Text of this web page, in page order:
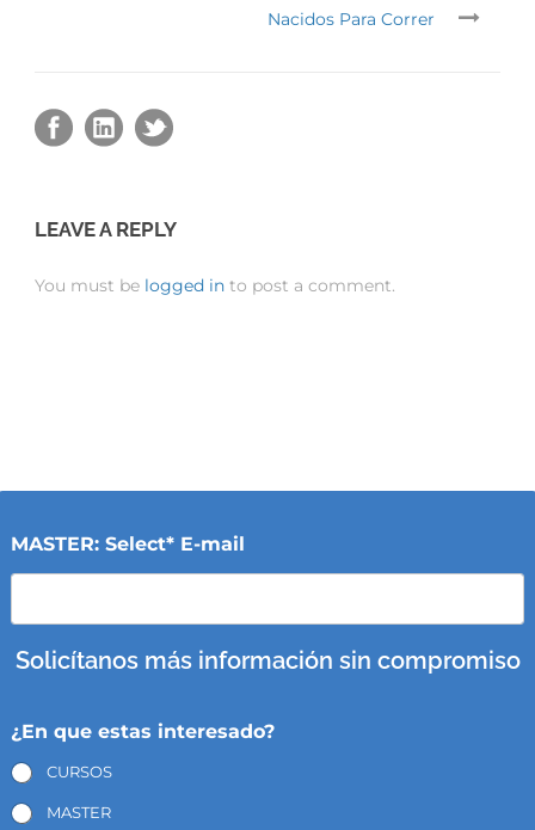
Nacidos Para Correr
LEAVE A REPLY
You must be logged in to post a comment.
MASTER: Select* E-mail
Solicítanos más información sin compromiso
¿En que estas interesado?
CURSOS
MASTER